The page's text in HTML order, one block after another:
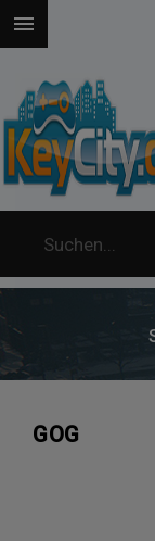

GOG